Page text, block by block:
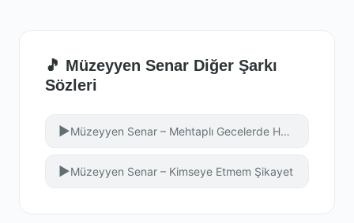
🎵 Müzeyyen Senar Diğer Şarkı
Sözleri
▶ Müzeyyen Senar – Mehtaplı Gecelerde Hep Seni Andım
▶Müzeyyen Senar – Kimseye Etmem Şikayet